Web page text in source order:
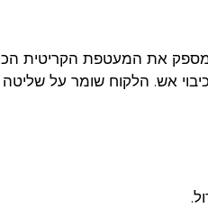
מספק את המעטפת הקריטית
אש. הלקוח שומר על